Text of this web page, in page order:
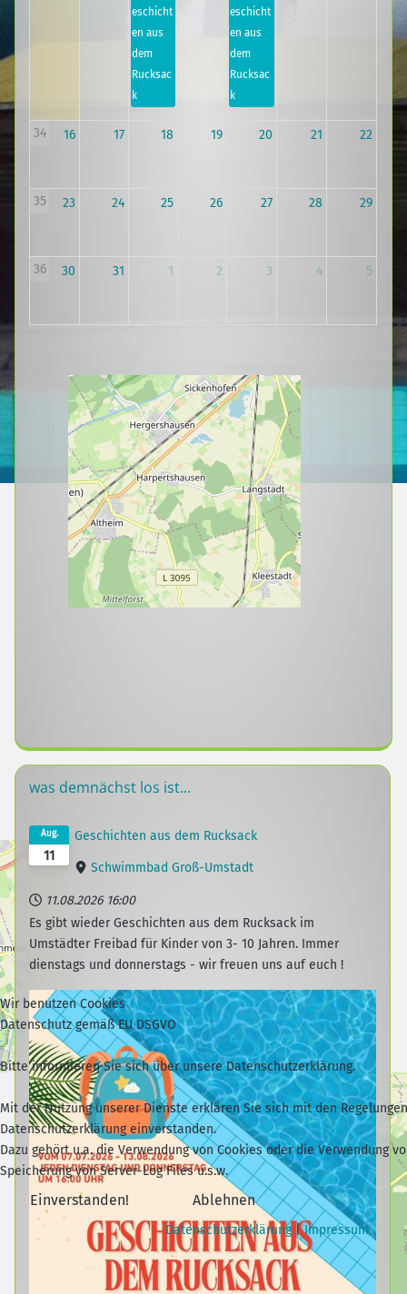
eschicht
en aus
dem
Rucksac
k
eschicht
en aus
dem
Rucksac
k
34 16 17 18 19 20 21 22
35 23 24 25 26 27 28 29
36 30 31 1 2 3 4 5
was demnächst los ist...
11
Aug. Geschichten aus dem Rucksack
Schwimmbad Groß-Umstadt
11.08.2026 16:00
Es gibt wieder Geschichten aus dem Rucksack im
Umstädter Freibad für Kinder von 3- 10 Jahren. Immer
dienstags und donnerstags - wir freuen uns auf euch !
Wir benutzen Cookies
Datenschutz gemäß EU DSGVO
Bitte informieren Sie sich über unsere Datenschutzerklärung.
Mit der Nutzung unserer Dienste erklären Sie sich mit den
Datenschutzerklärung einverstanden.
Dazu gehört u.a. die Verwendung von Cookies oder die Verwendung
Speicherung von Server-Log Files u.s.w.
Einverstanden! Ablehnen
Datenschutzerklärung|Impressum